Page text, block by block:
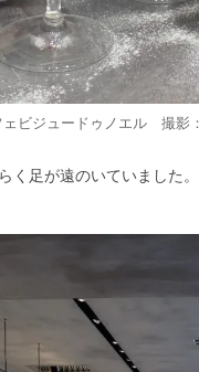
ェビジュードゥノエル 撮影
く足が遠のいていました